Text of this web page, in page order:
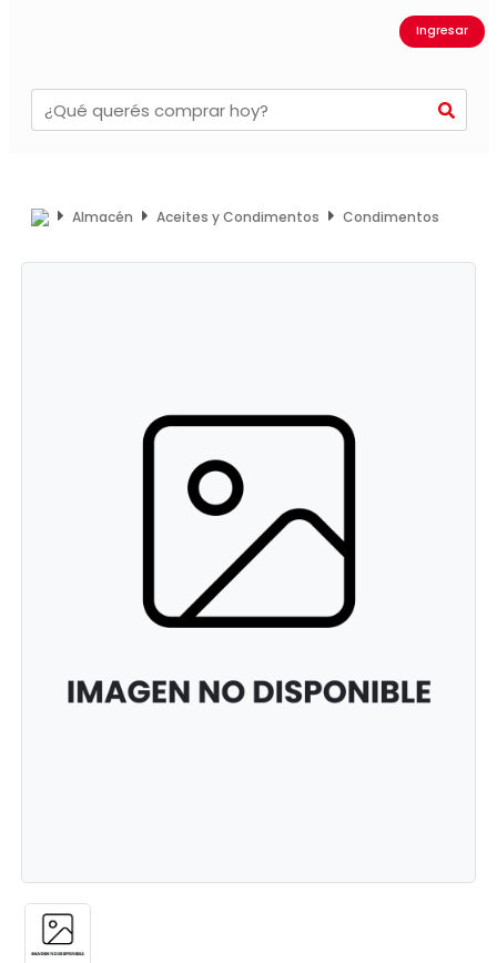
Ingresar
Almacén Aceites y Condimentos Condimentos